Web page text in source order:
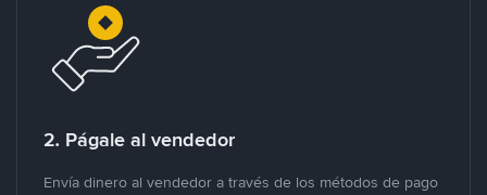
2. Págale al vendedor
Envía dinero al vendedor a través de los métodos de pago